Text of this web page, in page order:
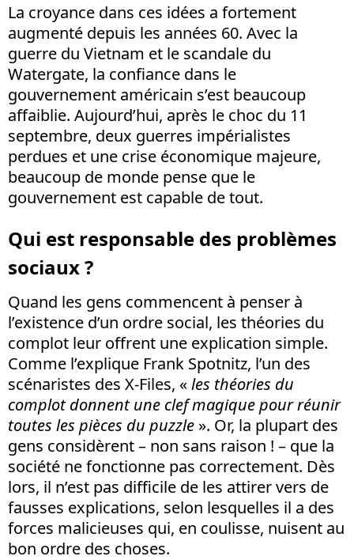
La croyance dans ces idées a fortement
augmenté depuis les années 60. Avec la
guerre du Vietnam et le scandale du
Watergate, la confiance dans le
gouvernement américain s’est beaucoup
affaiblie. Aujourd’hui, après le choc du 11
septembre, deux guerres impérialistes
perdues et une crise économique majeure,
beaucoup de monde pense que le
gouvernement est capable de tout.
Qui est responsable des problèmes
sociaux ?
Quand les gens commencent à penser à
l’existence d’un ordre social, les théories du
complot leur offrent une explication simple.
Comme l’explique Frank Spotnitz, l’un des
scénaristes des X-Files, «les théories du
complot donnent une clef magique pour réunir
toutes les pièces du puzzle ». Or, la plupart des
gens considèrent – non sans raison ! – que la
société ne fonctionne pas correctement. Dès
lors, il n’est pas difficile de les attirer vers de
fausses explications, selon lesquelles il a des
forces malicieuses qui, en coulisse, nuisent au
bon ordre des choses.